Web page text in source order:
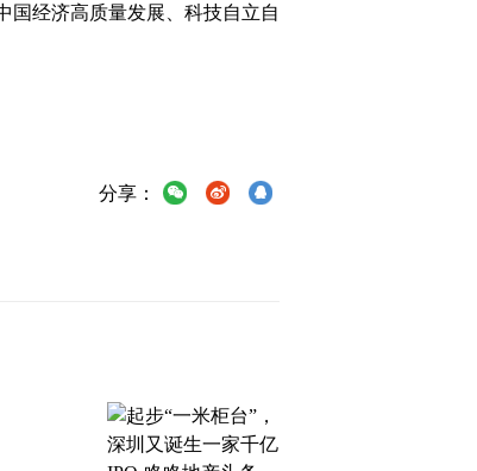
国经济高质量发展、科技自立自
分享：